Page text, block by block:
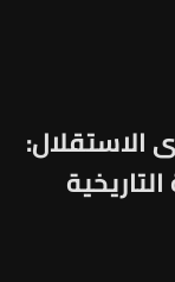
الاستقلال: